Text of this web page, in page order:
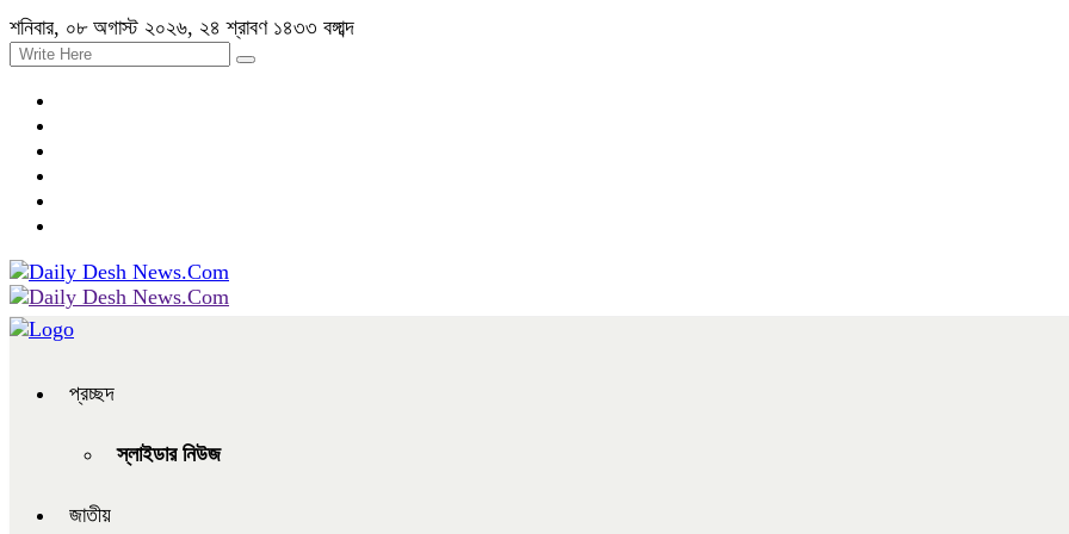
শনিবার, ০৮ অগাস্ট ২০২৬, ২৪ শ্রাবণ ১৪৩৩ বঙ্গাব্দ
প্রচ্ছদ
স্লাইডার নিউজ
জাতীয়